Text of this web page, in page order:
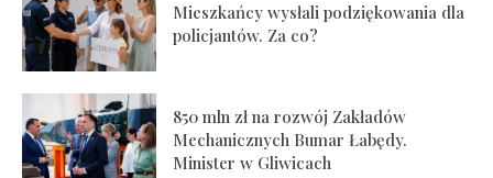
Mieszkańcy wysłali podziękowania dla
policjantów. Za co?
850 mln zł na rozwój Zakładów
Mechanicznych Bumar Łabędy.
Minister w Gliwicach